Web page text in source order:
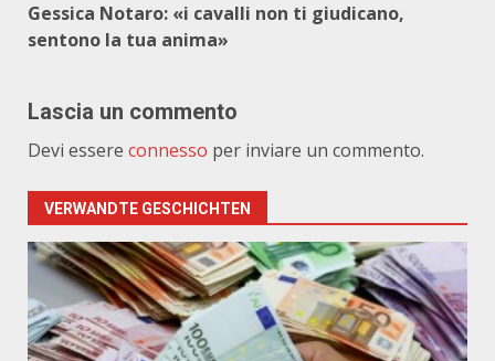
Gessica Notaro: «i cavalli non ti giudicano,
sentono la tua anima»
Lascia un commento
Devi essere connesso per inviare un commento.
VERWANDTE GESCHICHTEN